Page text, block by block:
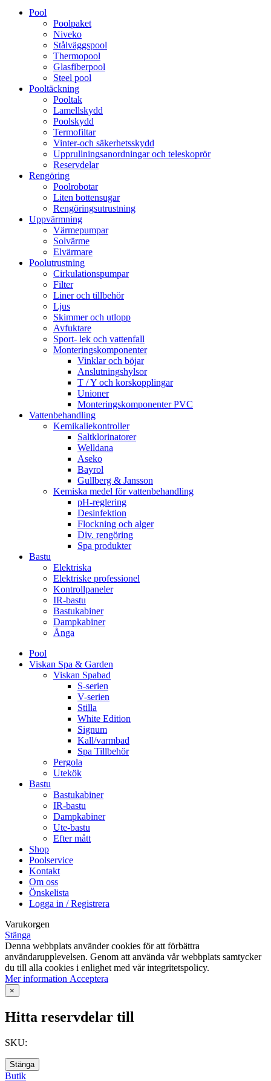
Pool
Poolpaket
Niveko
Stålväggspool
Thermopool
Glasfiberpool
Steel pool
Pooltäckning
Pooltak
Lamellskydd
Poolskydd
Termofiltar
Vinter-och säkerhetsskydd
Upprullningsanordningar och teleskoprör
Reservdelar
Rengöring
Poolrobotar
Liten bottensugar
Rengöringsutrustning
Uppvärmning
Värmepumpar
Solvärme
Elvärmare
Poolutrustning
Cirkulationspumpar
Filter
Liner och tillbehör
Ljus
Skimmer och utlopp
Avfuktare
Sport- lek och vattenfall
Monteringskomponenter
Vinklar och böjar
Anslutningshylsor
T / Y och korskopplingar
Unioner
Monteringskomponenter PVC
Vattenbehandling
Kemikaliekontroller
Saltklorinatorer
Welldana
Aseko
Bayrol
Gullberg & Jansson
Kemiska medel för vattenbehandling
pH-reglering
Desinfektion
Flockning och alger
Div. rengöring
Spa produkter
Bastu
Elektriska
Elektriske professionel
Kontrollpaneler
IR-bastu
Bastukabiner
Dampkabiner
Ånga
Pool
Viskan Spa & Garden
Viskan Spabad
S-serien
V-serien
Stilla
White Edition
Signum
Kall/varmbad
Spa Tillbehör
Pergola
Utekök
Bastu
Bastukabiner
IR-bastu
Dampkabiner
Ute-bastu
Efter mått
Shop
Poolservice
Kontakt
Om oss
Önskelista
Logga in / Registrera
Varukorgen
Stänga
Denna webbplats använder cookies för att förbättra
användarupplevelsen. Genom att använda vår webbplats samtycker
du till alla cookies i enlighet med vår integritetspolicy.
Mer information Mer
Acceptera
×
Hitta reservdelar till
SKU:
Stänga
Butik